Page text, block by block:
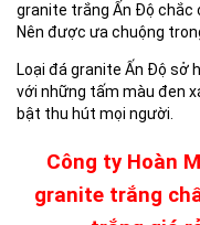
granite trắng Ấn Độ chắc
Nên được ưa chuộng
Loại đá granite Ấn Độ sở
với những tấm màu đen
bật thu hút mọi người.
Công ty Hoàn
granite trắng